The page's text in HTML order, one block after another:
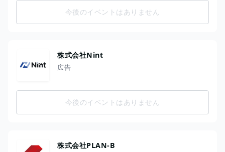
今後のイベントはありません
株式会社Nint
広告
今後のイベントはありません
株式会社PLAN-B